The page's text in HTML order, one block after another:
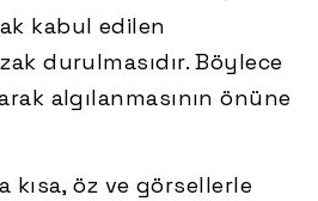
kabul edilen
durulmasıdır. Böylece
algılanmasının önüne
kısa, öz ve görsellerle